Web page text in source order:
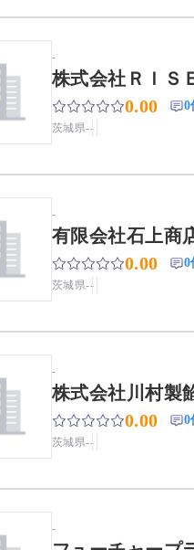
-
株式会社ＲＩＳ
0.00
0
茨城県--
-
有限会社石上商
0.00
0
茨城県--
-
株式会社川村製
0.00
0
茨城県--
-